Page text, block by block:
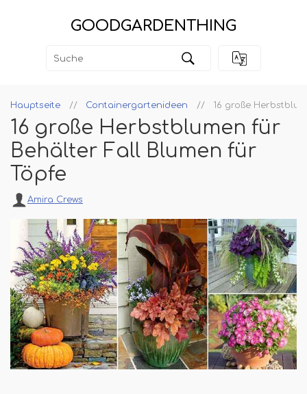
GOODGARDENTHING
Hauptseite Containergartenideen 16 große
16 große Herbstblumen für
Behälter Fall Blumen für
Töpfe
Amira Crews